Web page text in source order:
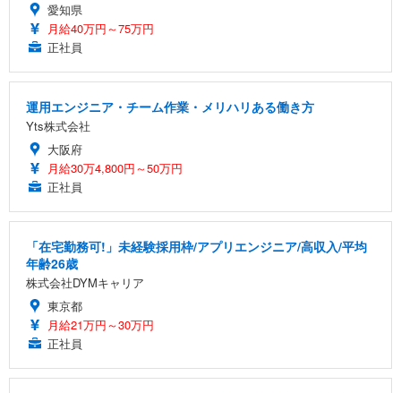
愛知県
月給40万円～75万円
正社員
運用エンジニア・チーム作業・メリハリある働き方
Yts株式会社
大阪府
月給30万4,800円～50万円
正社員
「在宅勤務可!」未経験採用枠/アプリエンジニア/高収入/平均
年齢26歳
株式会社DYMキャリア
東京都
月給21万円～30万円
正社員